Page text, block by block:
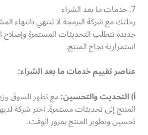
7. خدمات ما بعد الشراء
رحلتك مع شركة البرمجة لا تنتهي بانتهاء
جديدة تتطلب التحديثات المستمرة
استمرارية نجاح المنتج.
عناصر تقييم خدمات ما بعد الشراء:
أ) التحديث والتحسين:مع تطور السوق
المنتج إلى تحديثات مستمرة. اختر شركة
تحسين وتطوير المنتج بمرور الوقت.